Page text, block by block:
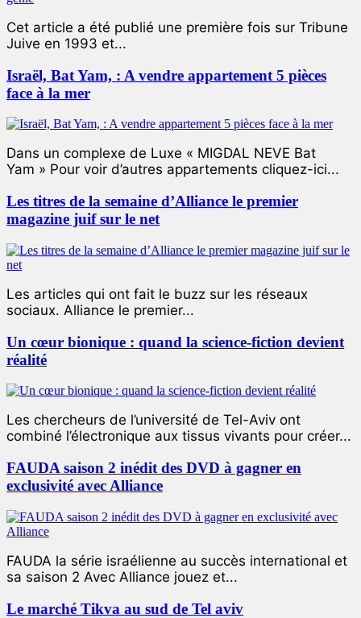
Cet article a été publié une première fois sur Tribune
Juive en 1993 et...
Israël, Bat Yam, : A vendre appartement 5 pièces
face à la mer
Dans un complexe de Luxe « MIGDAL NEVE Bat
Yam » Pour voir d’autres appartements cliquez-ici...
Les titres de la semaine d’Alliance le premier
magazine juif sur le net
Les articles qui ont fait le buzz sur les réseaux
sociaux. Alliance le premier...
Un cœur bionique : quand la science-fiction devient
réalité
Les chercheurs de l’université de Tel-Aviv ont
combiné l’électronique aux tissus vivants pour créer...
FAUDA saison 2 inédit des DVD à gagner en
exclusivité avec Alliance
FAUDA la série israélienne au succès international et
sa saison 2 Avec Alliance jouez et...
Le marché Tikva au sud de Tel aviv